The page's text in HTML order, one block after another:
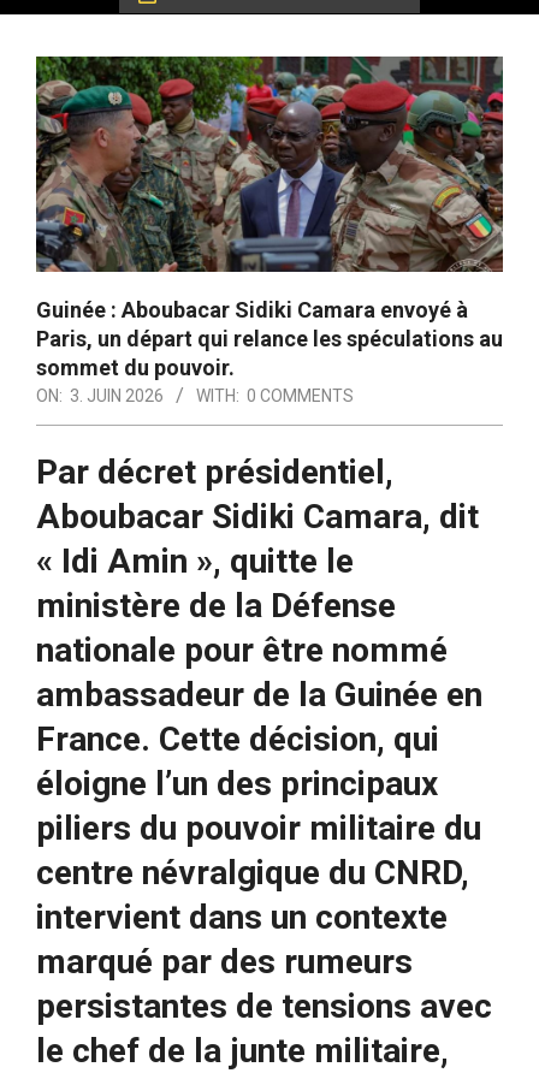
Guinée : Aboubacar Sidiki Camara envoyé à
Paris, un départ qui relance les spéculations au
sommet du pouvoir.
ON: 3. JUIN 2026 WITH: 0 COMMENTS
Par décret présidentiel,
Aboubacar Sidiki Camara, dit
« Idi Amin », quitte le
ministère de la Défense
nationale pour être nommé
ambassadeur de la Guinée en
France. Cette décision, qui
éloigne l’un des principaux
piliers du pouvoir militaire du
centre névralgique du CNRD,
intervient dans un contexte
marqué par des rumeurs
persistantes de tensions avec
le chef de la junte militaire,